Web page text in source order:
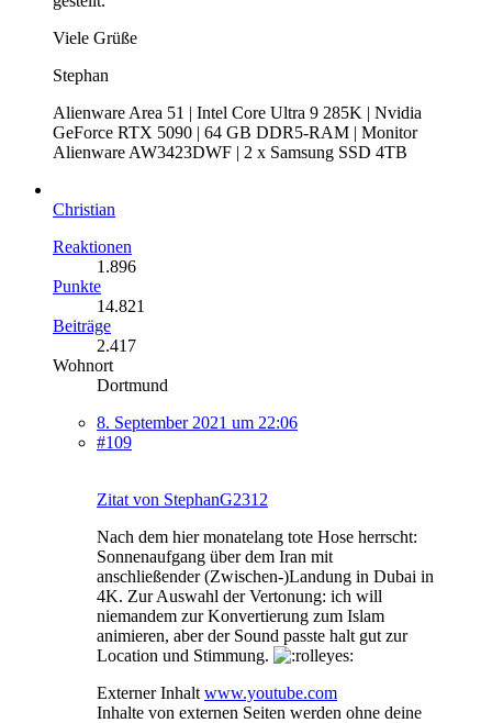
Viele Grüße
Stephan
Alienware Area 51 | Intel Core Ultra 9 285K | Nvidia
GeForce RTX 5090 | 64 GB DDR5-RAM | Monitor
Alienware AW3423DWF | 2 x Samsung SSD 4TB
Christian
Reaktionen
1.896
Punkte
14.821
Beiträge
2.417
Wohnort
Dortmund
8. September 2021 um 22:06
#109
Zitat von StephanG2312
Nach dem hier monatelang tote Hose herrscht:
Sonnenaufgang über dem Iran mit
anschließender (Zwischen-)Landung in Dubai in
4K. Zur Auswahl der Vertonung: ich will
niemandem zur Konvertierung zum Islam
animieren, aber der Sound passte halt gut zur
Location und Stimmung.
Externer Inhalt www.youtube.com
Inhalte von externen Seiten werden ohne deine